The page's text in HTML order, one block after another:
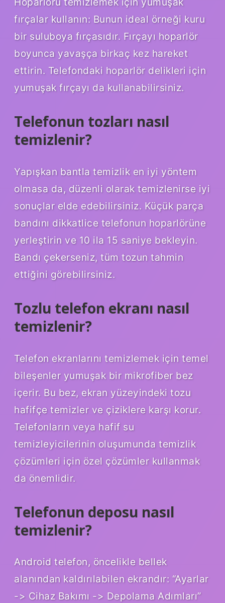
fırçalar kullanın: Bunun ideal örneği kuru
bir suluboya fırçasıdır. Fırçayı hoparlör
boyunca yavaşça birkaç kez hareket
ettirin. Telefondaki hoparlör delikleri için
yumuşak fırçayı da kullanabilirsiniz.
Telefonun tozları nasıl
temizlenir?
Yapışkan bantla temizlik en iyi yöntem
olmasa da, düzenli olarak temizlenirse iyi
sonuçlar elde edebilirsiniz. Küçük parça
bandını dikkatlice telefonun hoparlörüne
yerleştirin ve 10 ila 15 saniye bekleyin.
Bandı çekerseniz, tüm tozun tahmin
ettiğini görebilirsiniz.
Tozlu telefon ekranı nasıl
temizlenir?
Telefon ekranlarını temizlemek için temel
bileşenler yumuşak bir mikrofiber bez
içerir. Bu bez, ekran yüzeyindeki tozu
hafifçe temizler ve çiziklere karşı korur.
Telefonların veya hafif su
temizleyicilerinin oluşumunda temizlik
çözümleri için özel çözümler kullanmak
da önemlidir.
Telefonun deposu nasıl
temizlenir?
Android telefon, öncelikle bellek
alanından kaldırılabilen ekrandır: “Ayarlar
-> Cihaz Bakımı -> Depolama Adımları”